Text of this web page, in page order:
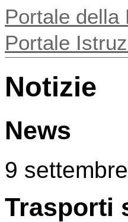
Portale della
Portale
Notizie
News
9
Trasporti